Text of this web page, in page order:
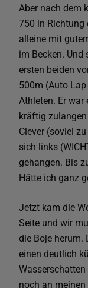
Aber nach dem
750 in Richtung
alleine mit
im Becken. Und
ersten beiden
500m (Auto
Athleten. Er
kräftig
Clever (soviel
sich links
gehangen. Bis
Hätte ich ganz
Jetzt kam die
Seite und wir
die Boje herum.
einen deutlich
Wasserschatten
noch an meinen